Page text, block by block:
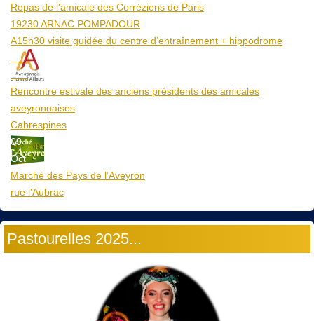
Repas de l'amicale des Corréziens de Paris
19230 ARNAC POMPADOUR
A15h30 visite guidée du centre d’entraînement + hippodrome
25
Aoû
Rencontre estivale des anciens présidents des amicales
aveyronnaises
Cabrespines
09
Oct
Marché des Pays de l’Aveyron
rue l'Aubrac
Pastourelles 2025...